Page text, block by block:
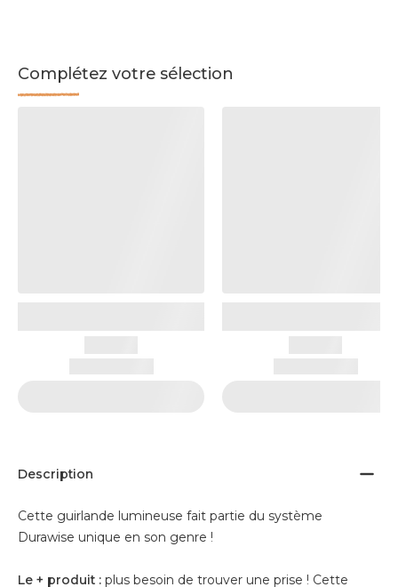
Complétez votre sélection
Description
Cette guirlande lumineuse fait partie du système
Durawise unique en son genre !
Le + produit : plus besoin de trouver une prise ! Cette